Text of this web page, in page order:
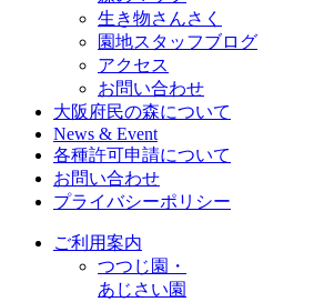
生き物さんさく
園地スタッフブログ
アクセス
お問い合わせ
大阪府民の森について
News & Event
各種許可申請について
お問い合わせ
プライバシーポリシー
ご利用案内
つつじ園・
あじさい園